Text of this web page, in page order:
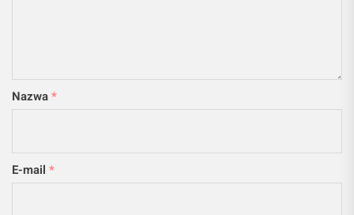
Nazwa*
E-mail *